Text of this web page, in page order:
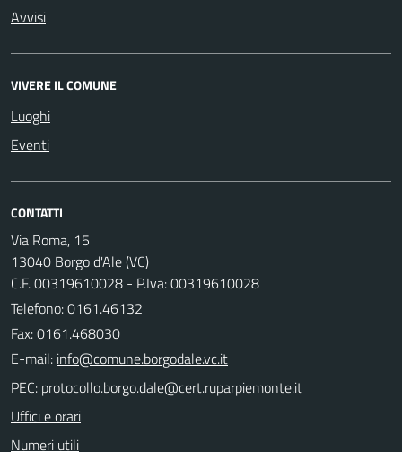
Avvisi
VIVERE IL COMUNE
Luoghi
Eventi
CONTATTI
Via Roma, 15
13040 Borgo d'Ale (VC)
C.F. 00319610028 - P.Iva: 00319610028
Telefono:0161.46132
Fax: 0161.468030
E-mail:
PEC:
Uffici e orari
Numeri utili